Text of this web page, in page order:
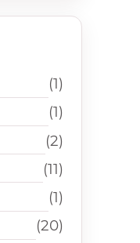
(1)
(1)
(2)
(11)
(1)
(20)